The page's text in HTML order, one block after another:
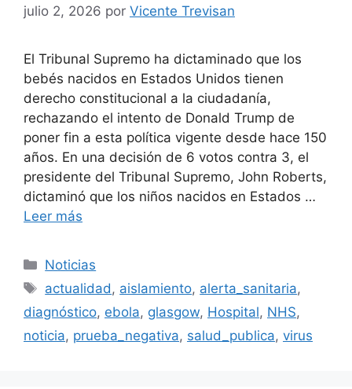
julio 2, 2026 por Vicente Trevisan
El Tribunal Supremo ha dictaminado que los
bebés nacidos en Estados Unidos tienen
derecho constitucional a la ciudadanía,
rechazando el intento de Donald Trump de
poner fin a esta política vigente desde hace 150
años. En una decisión de 6 votos contra 3, el
presidente del Tribunal Supremo, John Roberts,
dictaminó que los niños nacidos en Estados …
Leer más
Categorías
Noticias
Etiquetas
actualidad , aislamiento, alerta_sanitaria,
diagnóstico, ebola, glasgow, Hospital, NHS,
noticia, prueba_negativa, salud_publica, virus